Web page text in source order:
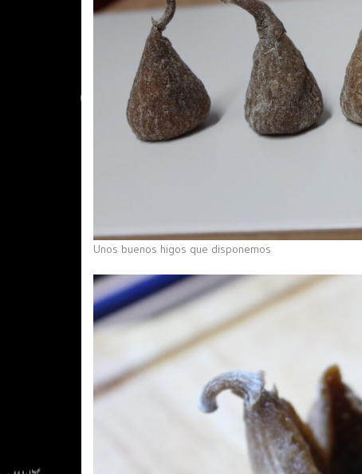
Unos buenos higos que disponemos